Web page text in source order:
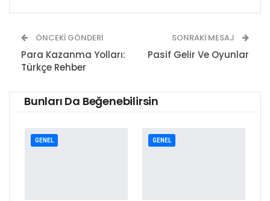
ÖNCEKI GÖNDERI
Para Kazanma Yolları:
Türkçe Rehber
SONRAKI MESAJ
Pasif Gelir Ve Oyunlar
Bunları Da Beğenebilirsin
GENEL GENEL